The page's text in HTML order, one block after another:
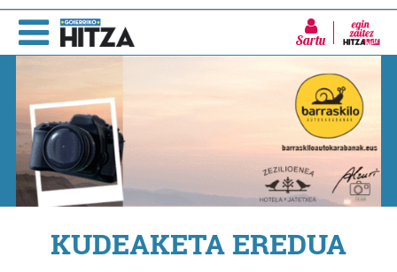
Sartu
KUDEAKETA EREDUA